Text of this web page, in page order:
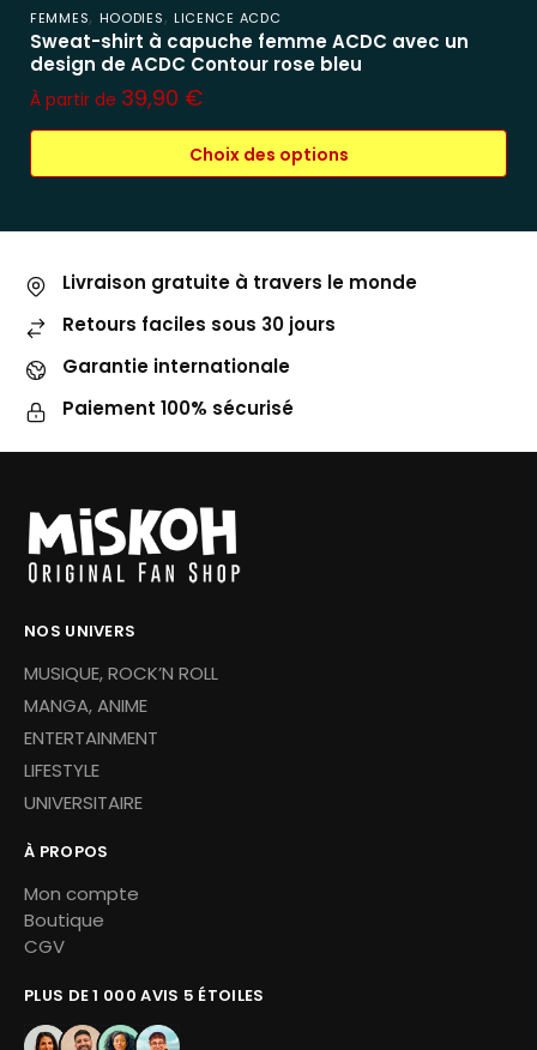
FEMMES, HOODIES, LICENCE ACDC
Sweat-shirt à capuche femme ACDC avec un
design de ACDC Contour rose bleu
À partir de 39,90 €
Choix des options
Livraison gratuite à travers le monde
Retours faciles sous 30 jours
Garantie internationale
Paiement 100% sécurisé
NOS UNIVERS
MUSIQUE, ROCK’N ROLL
MANGA, ANIME
ENTERTAINMENT
LIFESTYLE
UNIVERSITAIRE
À PROPOS
Mon compte
Boutique
CGV
PLUS DE 1 000 AVIS 5 ÉTOILES